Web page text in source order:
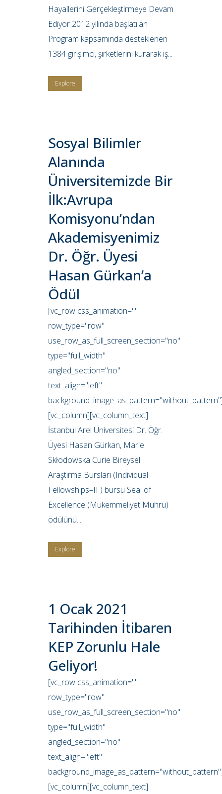
Hayallerini Gerçekleştirmeye Devam
Ediyor 2012 yılında başlatılan
Program kapsamında desteklenen
1384 girişimci, şirketlerini kurarak iş...
Explore
Sosyal Bilimler
Alanında
Üniversitemizde Bir
İlk:Avrupa
Komisyonu’ndan
Akademisyenimiz
Dr. Öğr. Üyesi
Hasan Gürkan’a
Ödül
[vc_row css_animation=""
row_type="row"
use_row_as_full_screen_section="no"
type="full_width"
angled_section="no"
text_align="left"
[vc_column][vc_column_text]
İstanbul Arel Üniversitesi Dr. Öğr.
Üyesi Hasan Gürkan, Marie
Skłodowska Curie Bireysel
Araştırma Bursları (Individual
Fellowships–IF) bursu Seal of
Excellence (Mükemmeliyet Mührü)
ödülünü...
Explore
1 Ocak 2021
Tarihinden İtibaren
KEP Zorunlu Hale
Geliyor!
[vc_row css_animation=""
row_type="row"
use_row_as_full_screen_section="no"
type="full_width"
angled_section="no"
text_align="left"
[vc_column][vc_column_text]